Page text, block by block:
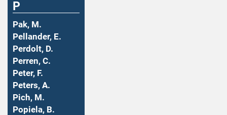
P
Pak, M.
Pellander, E.
Perdolt, D.
Perren, C.
Peter, F.
Peters, A.
Pich, M.
Popiela, B.